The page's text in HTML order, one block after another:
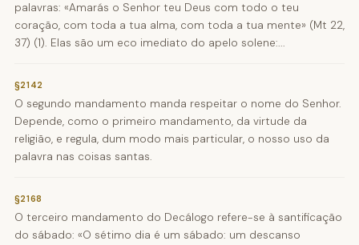
palavras: «Amarás o Senhor teu Deus com todo o teu
coração, com toda a tua alma, com toda a tua mente» (Mt 22,
37) (1). Elas são um eco imediato do apelo solene:...
§2142
O segundo mandamento manda respeitar o nome do Senhor.
Depende, como o primeiro mandamento, da virtude da
religião, e regula, dum modo mais particular, o nosso uso da
palavra nas coisas santas.
§2168
O terceiro mandamento do Decálogo refere-se à santificação
do sábado: «O sétimo dia é um sábado: um descanso